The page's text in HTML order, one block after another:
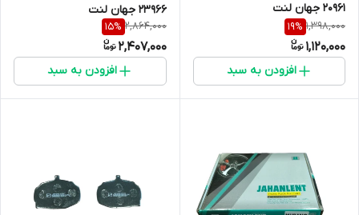
20961 جهان لنت
1,398,000
19%
1,120,000
افزودن به سبد
23966 جهان لنت
2,864,000
15%
2,407,000
افزودن به سبد